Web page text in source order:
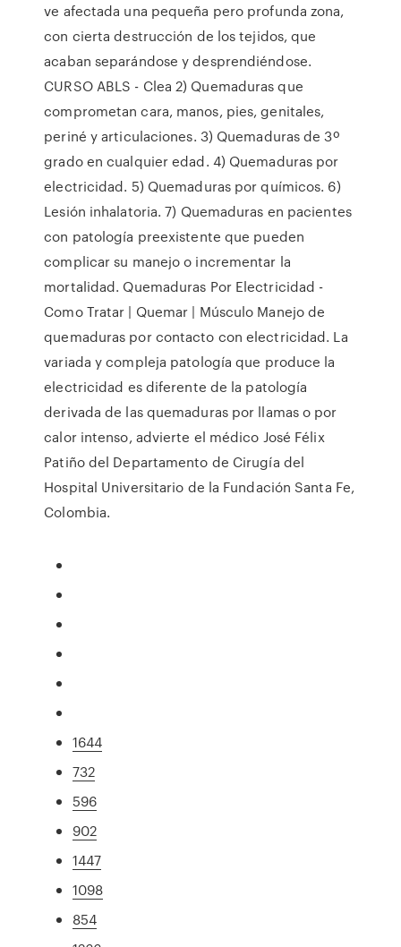
ve afectada una pequeña pero profunda zona,
con cierta destrucción de los tejidos, que
acaban separándose y desprendiéndose.
CURSO ABLS - Clea 2) Quemaduras que
comprometan cara, manos, pies, genitales,
periné y articulaciones. 3) Quemaduras de 3º
grado en cualquier edad. 4) Quemaduras por
electricidad. 5) Quemaduras por químicos. 6)
Lesión inhalatoria. 7) Quemaduras en pacientes
con patología preexistente que pueden
complicar su manejo o incrementar la
mortalidad. Quemaduras Por Electricidad -
Como Tratar | Quemar | Músculo Manejo de
quemaduras por contacto con electricidad. La
variada y compleja patología que produce la
electricidad es diferente de la patología
derivada de las quemaduras por llamas o por
calor intenso, advierte el médico José Félix
Patiño del Departamento de Cirugía del
Hospital Universitario de la Fundación Santa Fe,
Colombia.
1644
732
596
902
1447
1098
854